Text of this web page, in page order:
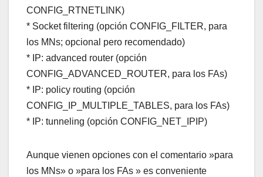
CONFIG_RTNETLINK)
* Socket filtering (opción CONFIG_FILTER, para
los MNs; opcional pero recomendado)
* IP: advanced router (opción
CONFIG_ADVANCED_ROUTER, para los FAs)
* IP: policy routing (opción
CONFIG_IP_MULTIPLE_TABLES, para los FAs)
* IP: tunneling (opción CONFIG_NET_IPIP)
Aunque vienen opciones con el comentario »para
los MNs» o »para los FAs » es conveniente